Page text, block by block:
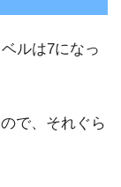
ルは7になっ
で、それぐら